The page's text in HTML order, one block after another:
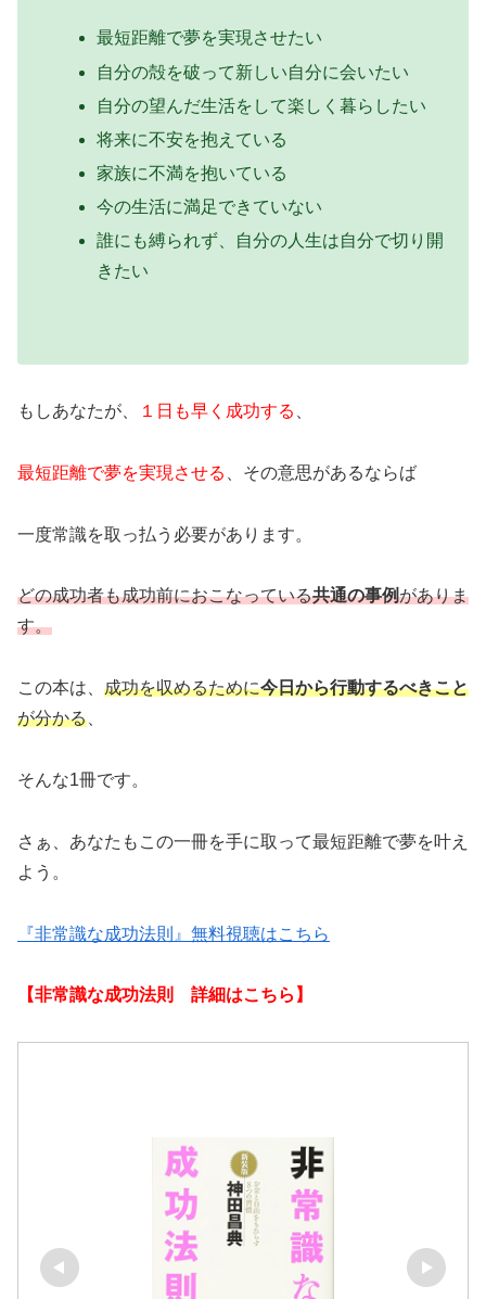
最短距離で夢を実現させたい
自分の殻を破って新しい自分に会いたい
自分の望んだ生活をして楽しく暮らしたい
将来に不安を抱えている
家族に不満を抱いている
今の生活に満足できていない
誰にも縛られず、自分の人生は自分で切り開
きたい
もしあなたが、 １日も早く成功する
最短距離で夢を実現させる 、その意思があるならば
一度常識を取っ払う必要があります。
どの成功者も成功前におこなっている共通の事例がありま
す。
この本は、 成功を収めるために今日から行動するべきこと
が分かる
そんな1冊です。
さぁ、あなたもこの一冊を手に取って最短距離で夢を叶え
よう。
『非常識な成功法則』無料視聴はこちら
【非常識な成功法則 詳細はこちら】